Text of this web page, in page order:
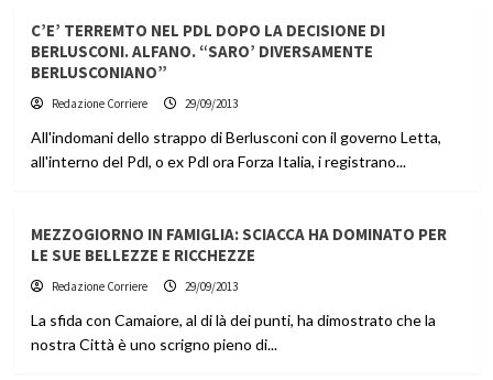
C’E’ TERREMTO NEL PDL DOPO LA DECISIONE DI
BERLUSCONI. ALFANO. “SARO’ DIVERSAMENTE
BERLUSCONIANO”
Redazione Corriere 29/09/2013
All'indomani dello strappo di Berlusconi con il governo Letta,
all'interno del Pdl, o ex Pdl ora Forza Italia, i registrano...
MEZZOGIORNO IN FAMIGLIA: SCIACCA HA DOMINATO PER
LE SUE BELLEZZE E RICCHEZZE
Redazione Corriere 29/09/2013
La sfida con Camaiore, al di là dei punti, ha dimostrato che la
nostra Città è uno scrigno pieno di...